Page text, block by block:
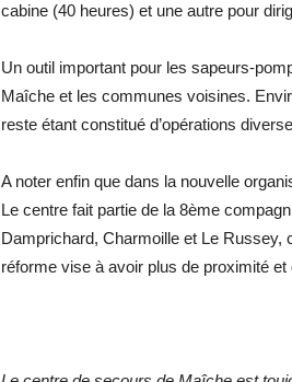
cabine (40 heures) et une autre pour
Un outil important pour les sapeurs-
Maîche et les communes voisines.
reste étant constitué d’opérations
A noter enfin que dans la nouvelle
Le centre fait partie de la 8ème
Damprichard, Charmoille et Le Russey,
réforme vise à avoir plus de proximité